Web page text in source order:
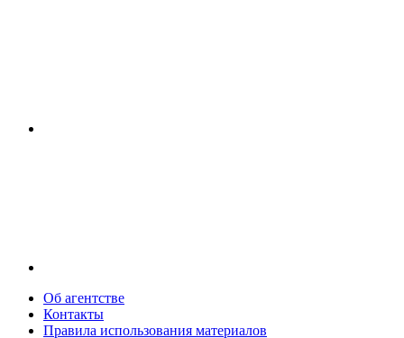
Об агентстве
Контакты
Правила использования материалов